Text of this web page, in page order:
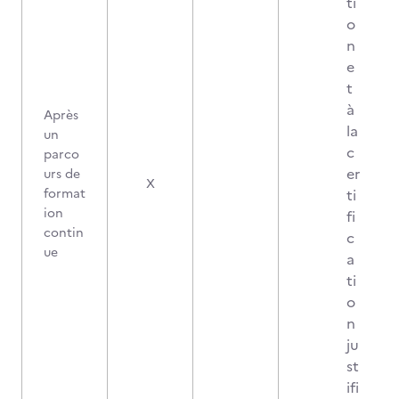
Après
un
parco
urs de
format
ion
contin
ue
X
o
n
e
t
à
la
c
er
ti
fi
c
a
ti
o
n
ju
st
ifi